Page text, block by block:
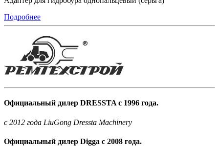
Подробнее
Официальный дилер DRESSTA с 1996 года.
c 2012 года LiuGong Dressta Machinery
Официальный дилер Digga с 2008 года.